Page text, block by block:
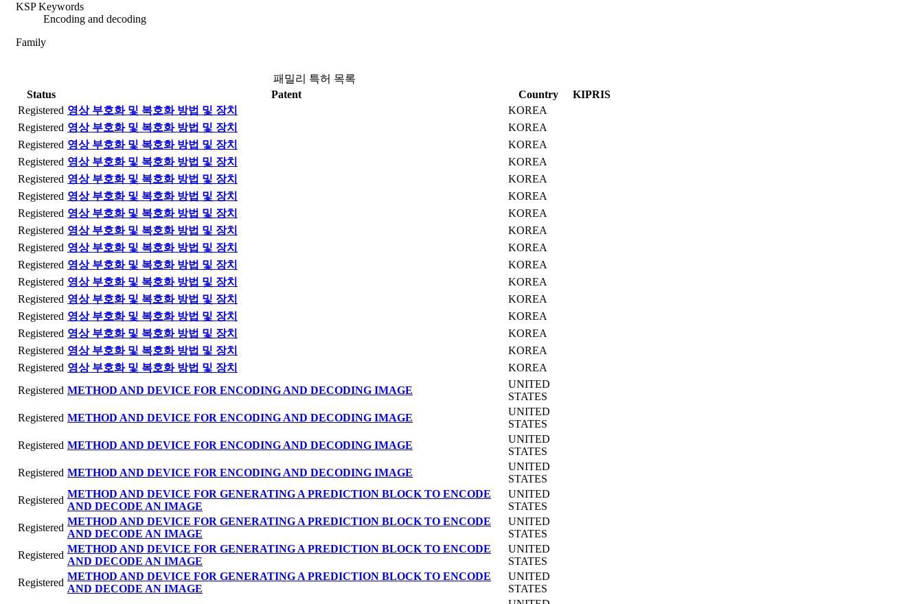
KSP Keywords
Encoding and decoding
Family
패밀리 특허 목록
Status
Patent Country
KIPRIS
Registered 영상 부호화 및 복호화 방법 및 장치
KOREA
Registered 영상 부호화 및 복호화 방법 및 장치
KOREA
Registered 영상 부호화 및 복호화 방법 및 장치
KOREA
Registered 영상 부호화 및 복호화 방법 및 장치
KOREA
Registered 영상 부호화 및 복호화 방법 및 장치
KOREA
Registered 영상 부호화 및 복호화 방법 및 장치
KOREA
Registered 영상 부호화 및 복호화 방법 및 장치
KOREA
Registered 영상 부호화 및 복호화 방법 및 장치
KOREA
Registered 영상 부호화 및 복호화 방법 및 장치
KOREA
Registered 영상 부호화 및 복호화 방법 및 장치
KOREA
Registered 영상 부호화 및 복호화 방법 및 장치
KOREA
Registered 영상 부호화 및 복호화 방법 및 장치
KOREA
Registered 영상 부호화 및 복호화 방법 및 장치
KOREA
Registered 영상 부호화 및 복호화 방법 및 장치
KOREA
Registered 영상 부호화 및 복호화 방법 및 장치
KOREA
Registered 영상 부호화 및 복호화 방법 및 장치
KOREA
Registered METHOD AND DEVICE FOR ENCODING AND DECODING IMAGE
UNITED
STATES
Registered METHOD AND DEVICE FOR ENCODING AND DECODING IMAGE
UNITED
STATES
Registered METHOD AND DEVICE FOR ENCODING AND DECODING IMAGE
UNITED
STATES
Registered METHOD AND DEVICE FOR ENCODING AND DECODING IMAGE
UNITED
STATES
Registered
METHOD AND DEVICE FOR GENERATING A PREDICTION BLOCK TO ENCODE
AND DECODE AN IMAGE
UNITED
STATES
Registered
METHOD AND DEVICE FOR GENERATING A PREDICTION BLOCK TO ENCODE
AND DECODE AN IMAGE
UNITED
STATES
Registered
METHOD AND DEVICE FOR GENERATING A PREDICTION BLOCK TO ENCODE
AND DECODE AN IMAGE
UNITED
STATES
Registered
METHOD AND DEVICE FOR GENERATING A PREDICTION BLOCK TO ENCODE
AND DECODE AN IMAGE
UNITED
STATES